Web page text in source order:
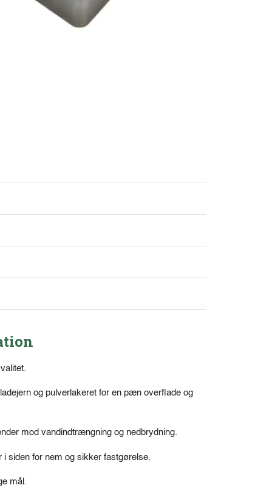
og pulverlakeret for en pæn overflade og
mod vandindtrængning og nedbrydning.
i siden for nem og sikker fastgørelse.
mål.